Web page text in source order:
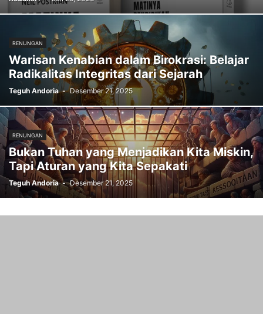
RENUNGAN
Warisan Kenabian dalam Birokrasi: Belajar
Radikalitas Integritas dari Sejarah
Teguh Andoria - Desember 21, 2025
RENUNGAN
Bukan Tuhan yang Menjadikan Kita Miskin,
Tapi Aturan yang Kita Sepakati
Teguh Andoria - Desember 21, 2025